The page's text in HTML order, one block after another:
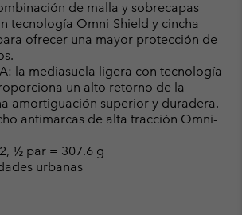
de malla y sobrecapas
tecnología Omni-Shield y cincha
ofrecer una mayor protección de
la mediasuela ligera con tecnología
un alto retorno de la
amortiguación superior y duradera.
antimarcas de alta tracción Omni-
½ par = 307.6 g
urbanas